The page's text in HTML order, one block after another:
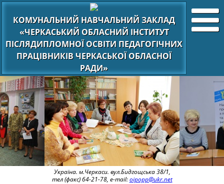
КОМУНАЛЬНИЙ НАВЧАЛЬНИЙ ЗАКЛАД
«ЧЕРКАСЬКИЙ ОБЛАСНИЙ ІНСТИТУТ
ПІСЛЯДИПЛОМНОЇ ОСВІТИ ПЕДАГОГІЧНИХ
ПРАЦІВНИКІВ ЧЕРКАСЬКОЇ ОБЛАСНОЇ
РАДИ»
Україна. м.Черкаси. вул.Бидгощська 38/1,
тел (факс) 64-21-78, e-mail:oipopp@ukr.net